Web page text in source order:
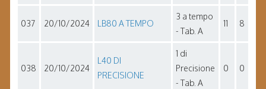
037 20/10/2024 LB80 A TEMPO
3 a tempo
- Tab. A
11 8
038 20/10/2024
L40 DI
PRECISIONE
1 di
Precisione
- Tab. A
0 0